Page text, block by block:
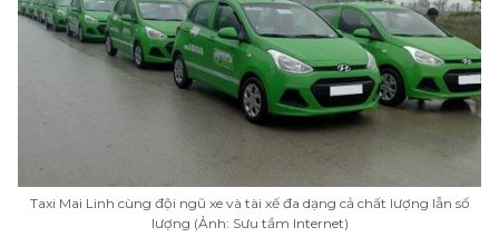
Taxi Mai Linh cùng đội ngũ xe và tài xế đa dạng cả chất lượng lẫn số
lượng (Ảnh: Sưu tầm Internet)